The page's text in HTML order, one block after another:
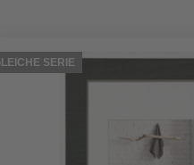
SERIE